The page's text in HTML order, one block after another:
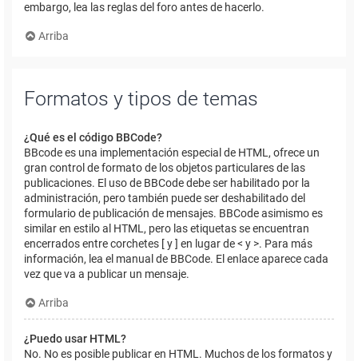
embargo, lea las reglas del foro antes de hacerlo.
Arriba
Formatos y tipos de temas
¿Qué es el código BBCode?
BBcode es una implementación especial de HTML, ofrece un
gran control de formato de los objetos particulares de las
publicaciones. El uso de BBCode debe ser habilitado por la
administración, pero también puede ser deshabilitado del
formulario de publicación de mensajes. BBCode asimismo es
similar en estilo al HTML, pero las etiquetas se encuentran
encerrados entre corchetes [ y ] en lugar de < y >. Para más
información, lea el manual de BBCode. El enlace aparece cada
vez que va a publicar un mensaje.
Arriba
¿Puedo usar HTML?
No. No es posible publicar en HTML. Muchos de los formatos y